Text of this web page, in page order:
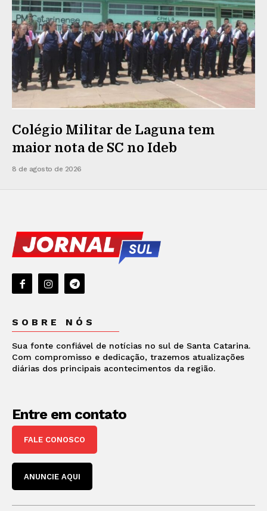
Colégio Militar de Laguna tem
maior nota de SC no Ideb
8 de agosto de 2026
SOBRE NÓS
Sua fonte confiável de notícias no sul de Santa Catarina.
Com compromisso e dedicação, trazemos atualizações
diárias dos principais acontecimentos da região.
Entre em contato
FALE CONOSCO
ANUNCIE AQUI